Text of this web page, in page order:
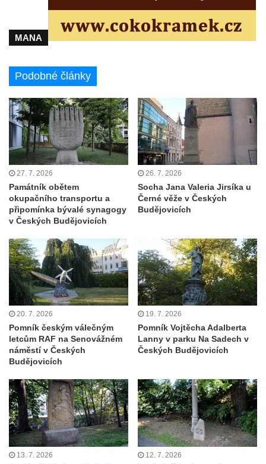
Hrob Ludvíka Kryla na hřbitově ve Hřivicích
Kenotaf Václava a Jaroslava Kádnerových
Hrob Josefa Marka na hřbitově ve Hřivicích
Hrob Bohumila Nejedlého na hřbitově ve
Hřivicích
Pomník hrdinům na hřbitově ve Hřivicích
Pomník obětem 1. světové války u kostela
svatého Jakuba ve Hřivicích
Pomník obětem 2. světové války u
kruhového objezdu ve Hřivicích
Válečný kříž nad pískovnou u silnice
Pomník obětem 1. a 2. světové války v
Touchovicích
Hrob Augustina Bergmana na hřbitově v
Jimlíně
Pomník obětem válek u kaple svatého
Josefa v Jimlíně
Kenotaf Bohdana Vohánky na hřbitově v
Opočně u Loun
Kenotaf Josefa Hájka na hřbitově v Opočně
u Loun
Kenotaf Josefa Fazakaše na hřbitově v
Opočně u Loun
Hrob Josefa Dvořáka na hřbitově v Opočně
MANA
Podobné články
27. 7. 2026
Památník obětem
okupačního transportu a
připomínka bývalé synagogy
v Českých Budějovicích
26. 7. 2026
Socha Jana Valeria Jirsíka u
Černé věže v Českých
Budějovicích
20. 7. 2026
Pomník českým válečným
letcům RAF na Senovážném
náměstí v Českých
Budějovicích
19. 7. 2026
Pomník Vojtěcha Adalberta
Lanny v parku Na Sadech v
Českých Budějovicích
13. 7. 2026 12. 7. 2026